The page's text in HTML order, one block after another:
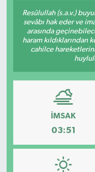
Resûlullah (s.a.v.)
sevâbı hak eder ve
arasında
haram kıldıklarından
cahilce
İMSAK
03:51